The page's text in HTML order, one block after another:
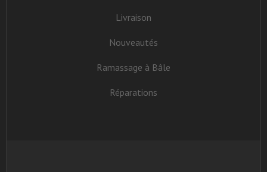
Livraison
Nouveautés
Ramassage à Bâle
Réparations